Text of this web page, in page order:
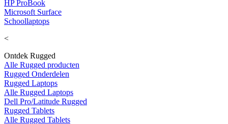
HP ProBook
Microsoft Surface
Schoollaptops
<
Ontdek Rugged
Alle Rugged producten
Rugged Onderdelen
Rugged Laptops
Alle Rugged Laptops
Dell Pro/Latitude Rugged
Rugged Tablets
Alle Rugged Tablets